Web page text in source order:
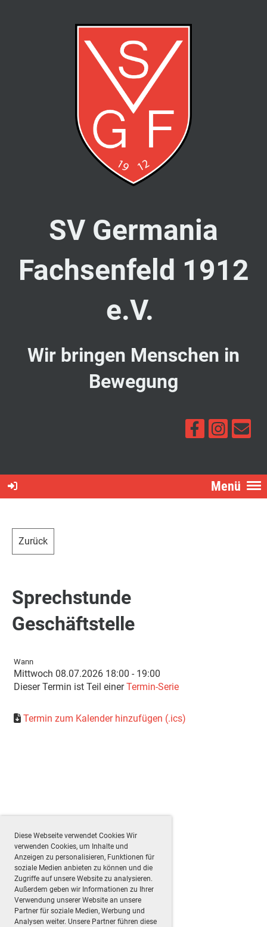
Diese Webseite verwendet Cookies Wir
verwenden Cookies, um Inhalte und
Anzeigen zu personalisieren, Funktionen für
soziale Medien anbieten zu können und die
Zugriffe auf unsere Website zu analysieren.
Außerdem geben wir Informationen zu Ihrer
Verwendung unserer Website an unsere
Partner für soziale Medien, Werbung und
Analysen weiter. Unsere Partner führen diese
SV Germania
Fachsenfeld 1912
e.V.
Wir bringen Menschen in
Bewegung
Menü
Zurück
Sprechstunde
Geschäftstelle
Wann
Mittwoch 08.07.2026 18:00 - 19:00
Dieser Termin ist Teil einerTermin-Serie
Termin zum Kalender hinzufügen (.ics)